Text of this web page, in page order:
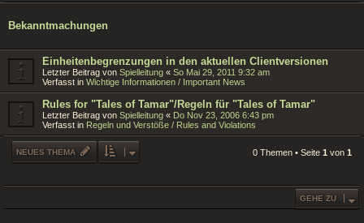
Bekanntmachungen
Einheitenbegrenzungen in den aktuellen Clientversionen
Letzter Beitrag von Spielleitung « So Mai 29, 2011 9:32 am
Verfasst in Wichtige Informationen / Important News
Rules for "Tales of Tamar"/Regeln für "Tales of Tamar"
Letzter Beitrag von Spielleitung « Do Nov 23, 2006 6:43 pm
Verfasst in Regeln und Verstöße / Rules and Violations
NEUES THEMA 0 Themen • Seite 1 von 1
GEHE ZU